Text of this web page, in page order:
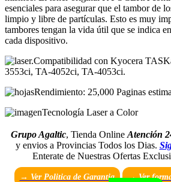
esenciales para asegurar que el tambor de
limpio y libre de partículas. Esto es muy
tambores tengan la vida útil que se indica
cada dispositivo.
Compatibilidad con Kyocera
3553ci, TA-4052ci, TA-4053ci.
Rendimiento: 25,000 Paginas
Tecnología Laser a Color
Grupo Agaltic, Tienda Online Atención
y envios a Provincias Todos los Dias.
Enterate de Nuestras Ofertas
→ Ver Politica de Garantia → Ver